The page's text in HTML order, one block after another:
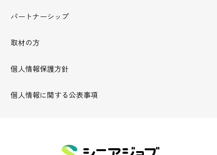
パートナーシップ
取材の方
個人情報保護方針
個人情報に関する公表事項